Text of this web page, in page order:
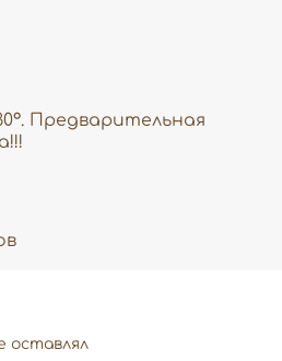
и такие милые — идеально
малыша.
Предварительная
оставлял